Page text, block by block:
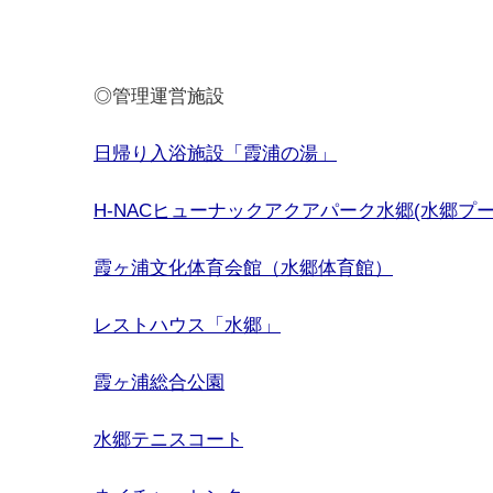
◎管理運営施設
日帰り入浴施設「霞浦の湯」
H-NACヒューナックアクアパーク水郷(水郷プ
霞ヶ浦文化体育会館（水郷体育館）
レストハウス「水郷」
霞ヶ浦総合公園
水郷テニスコート